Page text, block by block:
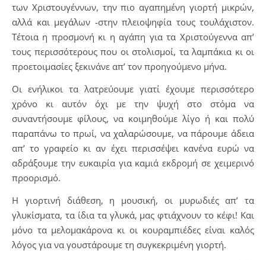
των Χριστουγέννων, την πιο αγαπημένη γιορτή μικρών,
αλλά και μεγάλων -στην πλειοψηφία τους τουλάχιστον.
Τέτοια η προσμονή κι η αγάπη για τα Χριστούγεννα απ’
τους περισσότερους που οι στολισμοί, τα λαμπάκια κι οι
προετοιμασίες ξεκινάνε απ’ τον προηγούμενο μήνα.
Οι ενήλικοι τα λατρεύουμε γιατί έχουμε περισσότερο
χρόνο κι αυτόν όχι με την ψυχή στο στόμα να
συναντήσουμε φίλους, να κοιμηθούμε λίγο ή και πολύ
παραπάνω το πρωί, να χαλαρώσουμε, να πάρουμε άδεια
απ’ το γραφείο κι αν έχει περισσέψει κανένα ευρώ να
αδράξουμε την ευκαιρία για καμιά εκδρομή σε χειμερινό
προορισμό.
Η γιορτινή διάθεση, η μουσική, οι μυρωδιές απ’ τα
γλυκίσματα, τα ίδια τα γλυκά, μας φτιάχνουν το κέφι! Και
μόνο τα μελομακάρονα κι οι κουραμπιέδες είναι καλός
λόγος για να γουστάρουμε τη συγκεκριμένη γιορτή.